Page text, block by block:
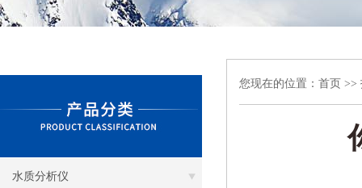
水质分析仪
您现在的位置： 首页 >>